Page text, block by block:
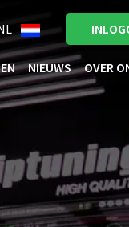
NIEUWS OVER